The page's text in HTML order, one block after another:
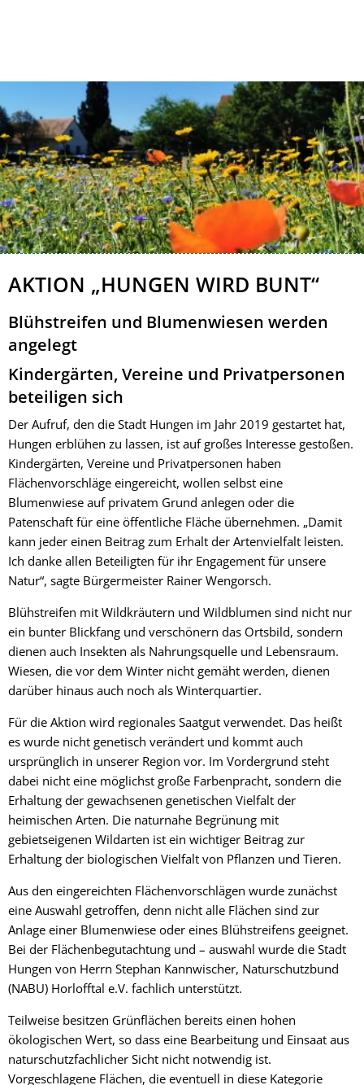
Hungen
wird
bunt
AKTION „HUNGEN WIRD BUNT“
Blühstreifen und Blumenwiesen werden
angelegt
Kindergärten, Vereine und Privatpersonen
beteiligen sich
Der Aufruf, den die Stadt Hungen im Jahr 2019 gestartet hat,
Hungen erblühen zu lassen, ist auf großes Interesse gestoßen.
Kindergärten, Vereine und Privatpersonen haben
Flächenvorschläge eingereicht, wollen selbst eine
Blumenwiese auf privatem Grund anlegen oder die
Patenschaft für eine öffentliche Fläche übernehmen. „Damit
kann jeder einen Beitrag zum Erhalt der Artenvielfalt leisten.
Ich danke allen Beteiligten für ihr Engagement für unsere
Natur“, sagte Bürgermeister Rainer Wengorsch.
Blühstreifen mit Wildkräutern und Wildblumen sind nicht nur
ein bunter Blickfang und verschönern das Ortsbild, sondern
dienen auch Insekten als Nahrungsquelle und Lebensraum.
Wiesen, die vor dem Winter nicht gemäht werden, dienen
darüber hinaus auch noch als Winterquartier.
Für die Aktion wird regionales Saatgut verwendet. Das heißt
es wurde nicht genetisch verändert und kommt auch
ursprünglich in unserer Region vor. Im Vordergrund steht
dabei nicht eine möglichst große Farbenpracht, sondern die
Erhaltung der gewachsenen genetischen Vielfalt der
heimischen Arten. Die naturnahe Begrünung mit
gebietseigenen Wildarten ist ein wichtiger Beitrag zur
Erhaltung der biologischen Vielfalt von Pflanzen und Tieren.
Aus den eingereichten Flächenvorschlägen wurde zunächst
eine Auswahl getroffen, denn nicht alle Flächen sind zur
Anlage einer Blumenwiese oder eines Blühstreifens geeignet.
Bei der Flächenbegutachtung und – auswahl wurde die Stadt
Hungen von Herrn Stephan Kannwischer, Naturschutzbund
(NABU) Horlofftal e.V. fachlich unterstützt.
Teilweise besitzen Grünflächen bereits einen hohen
ökologischen Wert, so dass eine Bearbeitung und Einsaat aus
naturschutzfachlicher Sicht nicht notwendig ist.
Vorgeschlagene Flächen, die eventuell in diese Kategorie